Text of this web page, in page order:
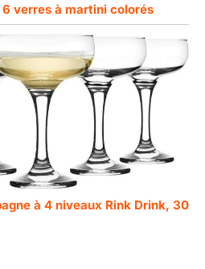
verres à martini colorés
à 4 niveaux Rink Drink, 30